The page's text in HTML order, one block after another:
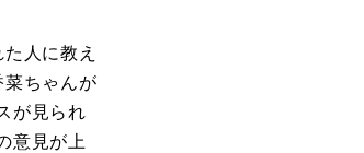
人に教え
菜ちゃんが
が見られ
意見が上